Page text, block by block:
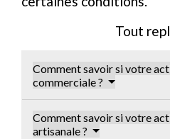
Tout
Comment savoir si votre
commerciale ?
Comment savoir si votre
artisanale ?